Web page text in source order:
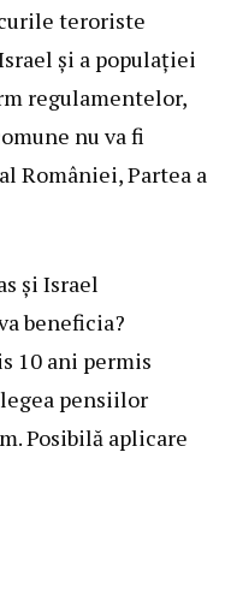
teroriste
și a populației
regulamentelor,
nu va fi
României, Partea a
și Israel
beneficia?
10 ani permis
pensiilor
Posibilă aplicare